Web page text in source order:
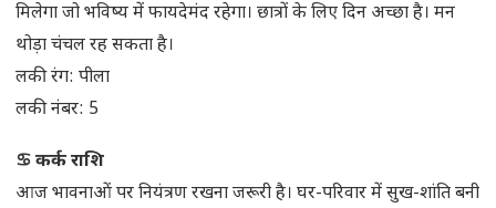
मिलेगा जो भविष्य में फायदेमंद रहेगा। छात्रों के लिए दिन अच्छा है। मन
थोड़ा चंचल रह सकता है।
लकी रंग: पीला
लकी नंबर: 5
♋ कर्क राशि
आज भावनाओं पर नियंत्रण रखना जरूरी है। घर-परिवार में सुख-शांति बनी